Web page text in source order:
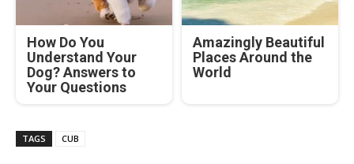
How Do You
Understand Your
Dog? Answers to
Your Questions
Amazingly Beautiful
Places Around the
World
TAGS CUB